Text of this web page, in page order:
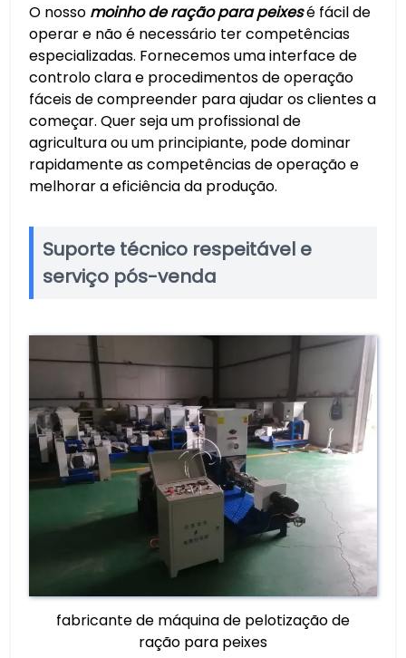
O nosso moinho de ração para peixesé fácil de
operar e não é necessário ter competências
especializadas. Fornecemos uma interface de
controlo clara e procedimentos de operação
fáceis de compreender para ajudar os clientes a
começar. Quer seja um profissional de
agricultura ou um principiante, pode dominar
rapidamente as competências de operação e
melhorar a eficiência da produção.
Suporte técnico respeitável e
serviço pós-venda
fabricante de máquina de pelotização de
ração para peixes